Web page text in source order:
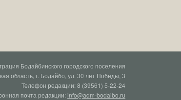
Бодайбинского городского поселения
область, г. Бодайбо, ул. 30 лет Победы, 3
Телефон редакции: 8 (39561) 5-22-24
почта редакции:info@adm-bodaibo.ru